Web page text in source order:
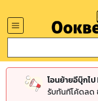
โอนย้ายอีบุ๊กไ
รับทันทีโค้ดลด